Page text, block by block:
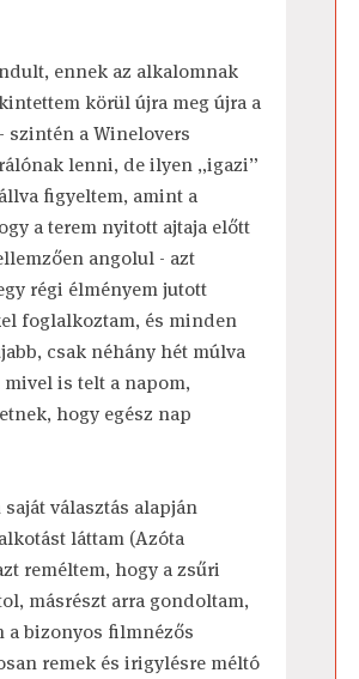
ennek az alkalomnak
körül újra meg újra a
szintén a Winelovers
lenni, de ilyen „igazi”
figyeltem, amint a
a terem nyitott ajtaja előtt
angolul - azt
régi élményem jutott
foglalkoztam, és minden
csak néhány hét múlva
is telt a napom,
hogy egész nap
választás alapján
láttam (Azóta
reméltem, hogy a zsűri
másrészt arra gondoltam,
a bizonyos filmnézős
remek és irigylésre méltó